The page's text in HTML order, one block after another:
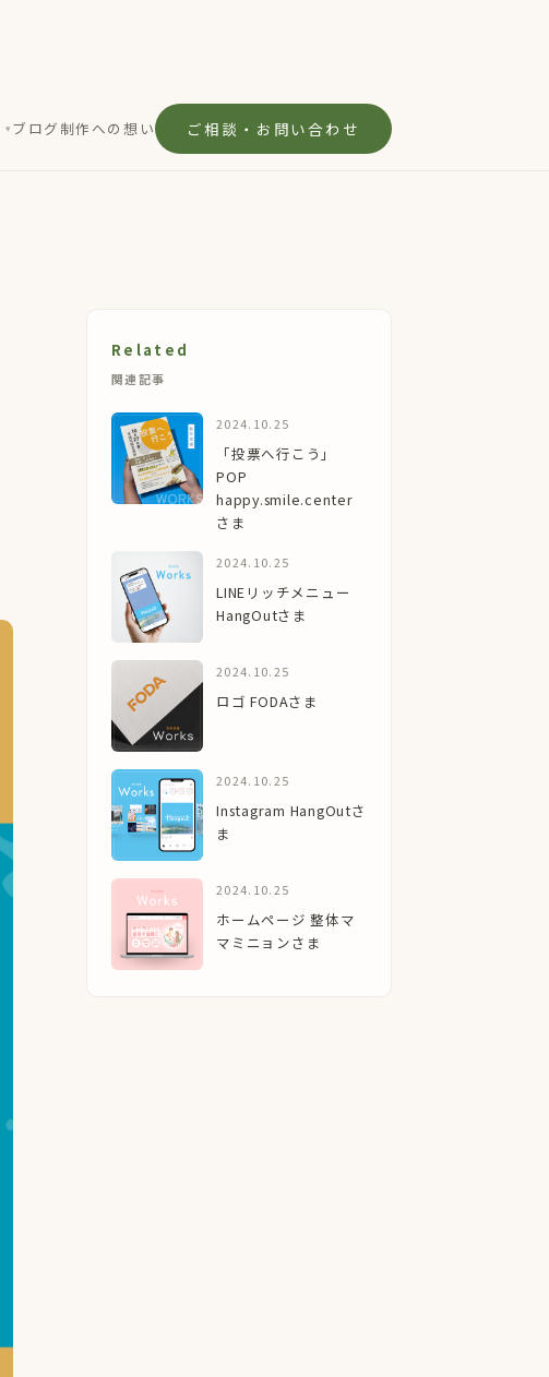
ブログ 制作への想い ご相談・お問い合わせ
Related
関連記事
2024.10.25
「投票へ行こう」
POP
happy.smile.center
さま
2024.10.25
LINEリッチメニュー
HangOutさま
2024.10.25
ロゴ FODAさま
2024.10.25
Instagram HangOutさ
ま
2024.10.25
ホームページ 整体マ
マミニョンさま